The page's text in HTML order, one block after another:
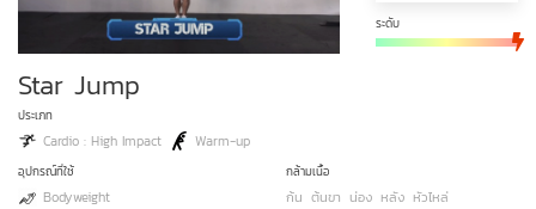
ระดับ
Star Jump
ประเภท
Cardio : High Impact Warm-up
อุปกรณ์ที่ใช้
Bodyweight
กล้ามเนื้อ
ก้น ต้นขา น่อง หลัง หัวไหล่